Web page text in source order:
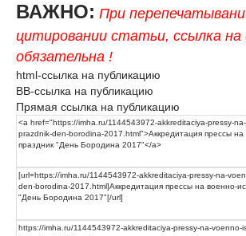
ВАЖНО: При
цитировании статьи, ссылка на
обязательна !
html-ссылка на публикацию
BB-ссылка на публикацию
Прямая ссылка на публикацию